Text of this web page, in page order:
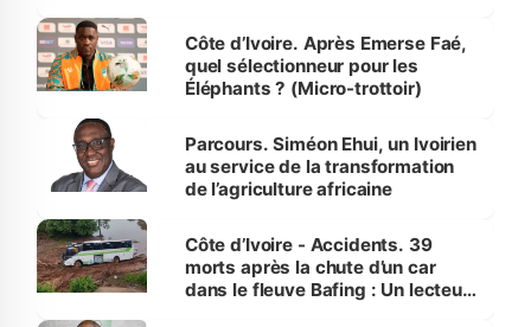
Côte d’Ivoire. Après Emerse Faé,
quel sélectionneur pour les
Éléphants ? (Micro-trottoir)
Parcours. Siméon Ehui, un Ivoirien
au service de la transformation
de l’agriculture africaine
Côte d’Ivoire - Accidents. 39
morts après la chute d’un car
dans le fleuve Bafing : Un lecteur